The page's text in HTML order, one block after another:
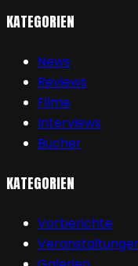
KATEGORIEN
News
Reviews
Filme
Interviews
Bücher
KATEGORIEN
Vorberichte